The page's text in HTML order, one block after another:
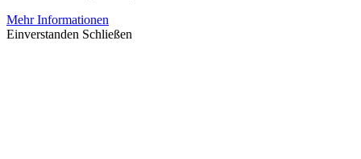
Mehr Informationen
Einverstanden Schließen